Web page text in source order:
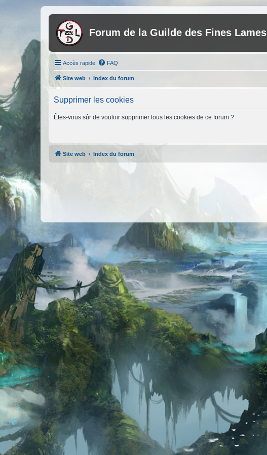
Forum de la Guilde des Fines Lames
Accès rapide FAQ
Site web Index du forum
Supprimer les cookies
Êtes-vous sûr de vouloir supprimer tous les cookies de ce forum ?
Site web Index du forum